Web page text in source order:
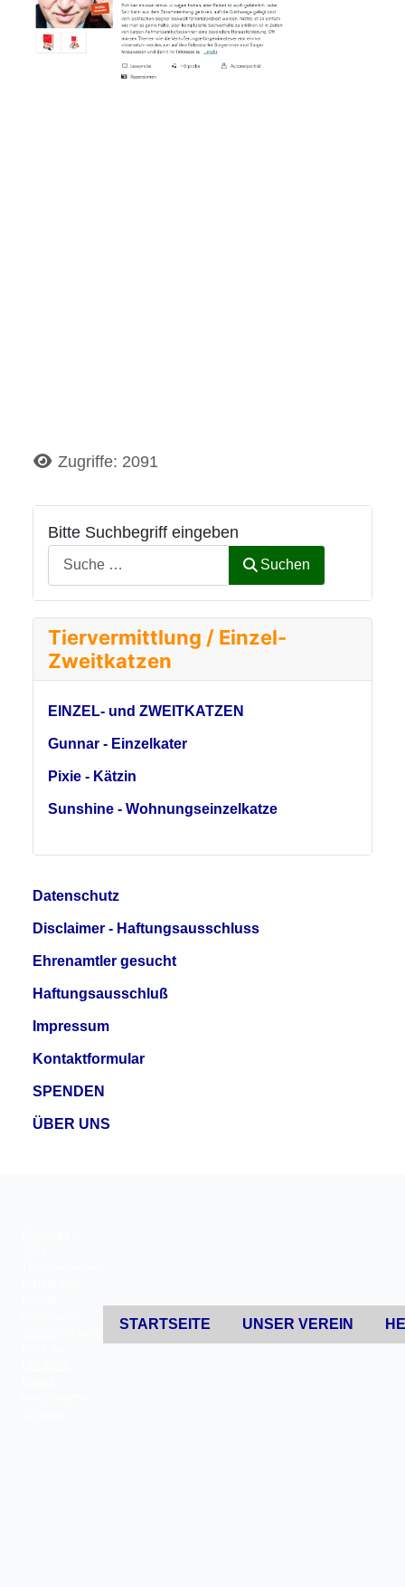
Bitte Suchbegriff eingeben
Suchen
Tiervermittlung / Einzel-
Zweitkatzen
EINZEL- und ZWEITKATZEN
Gunnar - Einzelkater
Pixie - Kätzin
Sunshine - Wohnungseinzelkatze
DetailsZugriffe: 2091
Datenschutz
Disclaimer - Haftungsausschluss
Ehrenamtler gesucht
Haftungsausschluß
Impressum
Kontaktformular
SPENDEN
ÜBER UNS
STARTSEITE UNSER VEREIN